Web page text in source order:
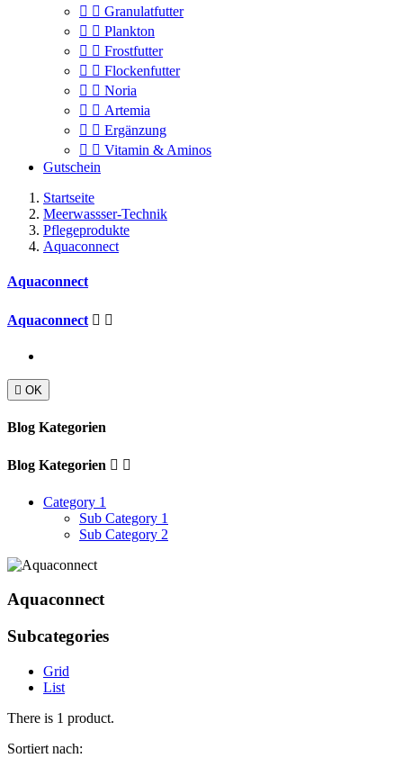
  Granulatfutter
  Plankton
  Frostfutter
  Flockenfutter
  Noria
  Artemia
  Ergänzung
  Vitamin & Aminos
Gutschein
Startseite
Meerwassser-Technik
Pflegeprodukte
Aquaconnect
Aquaconnect
Aquaconnect  
 OK
Blog Kategorien
Blog Kategorien  
Category 1
Sub Category 1
Sub Category 2
Aquaconnect
Subcategories
Grid
List
There is 1 product.
Sortiert nach: